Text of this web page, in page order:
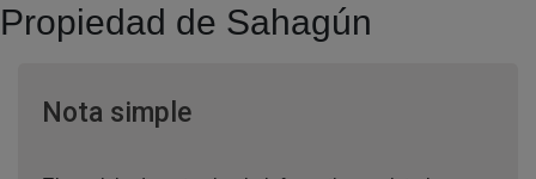
Propiedad de Sahagún
Nota simpleVentana nueva